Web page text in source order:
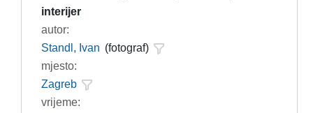
interijer
autor:
Standl, Ivan (fotograf)
mjesto:
Zagreb
vrijeme: